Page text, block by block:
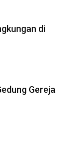
di
Gereja